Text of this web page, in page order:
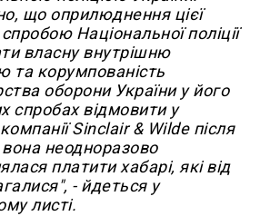
що оприлюднення цієї
спробою Національної поліції
власну внутрішню
та корумпованість
оборони України у його
спробах відмовити у
Sinclair & Wilde після
вона неодноразово
платити хабарі, які від
- йдеться у
листі.